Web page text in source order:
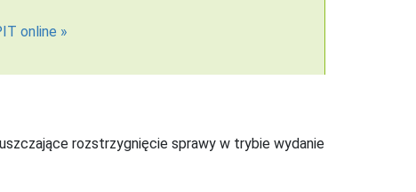
online
rozstrzygnięcie sprawy w trybie wydanie